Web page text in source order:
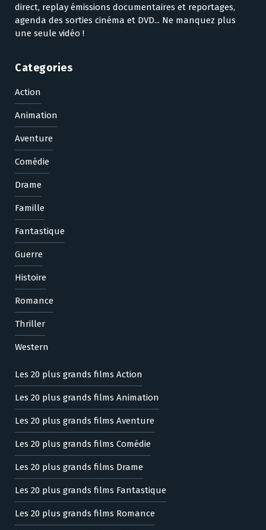
direct, replay émissions documentaires et reportages,
agenda des sorties cinéma et DVD... Ne manquez plus
une seule vidéo !
Categories
Action
Animation
Aventure
Comédie
Drame
Famille
Fantastique
Guerre
Histoire
Romance
Thriller
Western
Les 20 plus grands films Action
Les 20 plus grands films Animation
Les 20 plus grands films Aventure
Les 20 plus grands films Comédie
Les 20 plus grands films Drame
Les 20 plus grands films Fantastique
Les 20 plus grands films Romance